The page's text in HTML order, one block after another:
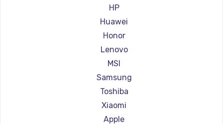
Ремонт ноутбуков Maibenben
Ремонт ноутбуков Getac
Ремонт ноутбуков Epson
Ремонт ноутбуков Philips
Ремонт ноутбуков LG
Ремонт ноутбуков Panasonic
Ремонт ноутбуков Irbis
Ремонт ноутбуков Thunderobot
Ремонт ноутбуков Hasee
HP
Huawei
Honor
Lenovo
MSI
Samsung
Toshiba
Xiaomi
Apple